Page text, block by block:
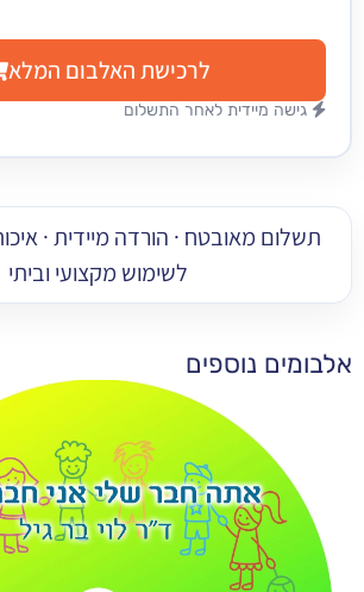
לרכישת האלבום המלא
מיידית לאחר התשלום
מאובטח · הורדה מיידית · איכות שמע
לשימוש מקצועי וביתי
נוספים